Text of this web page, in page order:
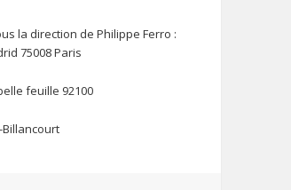
la direction de Philippe Ferro :
75008 Paris
feuille 92100
Billancourt